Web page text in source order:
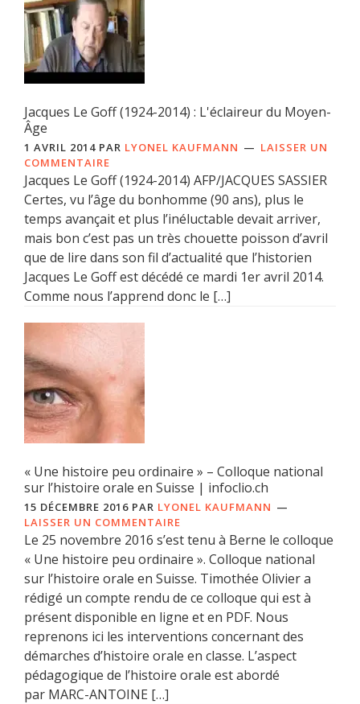
Jacques Le Goff (1924-2014) : L'éclaireur du Moyen-
Âge
1 AVRIL 2014 PAR LYONEL KAUFMANN
LAISSER UN
COMMENTAIRE
Jacques Le Goff (1924-2014) AFP/JACQUES SASSIER
Certes, vu l’âge du bonhomme (90 ans), plus le
temps avançait et plus l’inéluctable devait arriver,
mais bon c’est pas un très chouette poisson d’avril
que de lire dans son fil d’actualité que l’historien
Jacques Le Goff est décédé ce mardi 1er avril 2014.
Comme nous l’apprend donc le […]
« Une histoire peu ordinaire » – Colloque national
sur l’histoire orale en Suisse | infoclio.ch
15 DÉCEMBRE 2016 PAR LYONEL KAUFMANN
LAISSER UN COMMENTAIRE
Le 25 novembre 2016 s’est tenu à Berne le colloque
« Une histoire peu ordinaire ». Colloque national
sur l’histoire orale en Suisse. Timothée Olivier a
rédigé un compte rendu de ce colloque qui est à
présent disponible en ligne et en PDF. Nous
reprenons ici les interventions concernant des
démarches d’histoire orale en classe. L’aspect
pédagogique de l’histoire orale est abordé
par MARC-ANTOINE […]